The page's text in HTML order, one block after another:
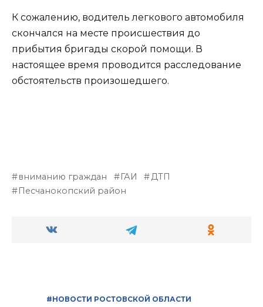
К сожалению, водитель легкового автомобиля
скончался на месте происшествия до
прибытия бригады скорой помощи. В
настоящее время проводится расследование
обстоятельств произошедшего.
вниманию граждан ГАИ
ДТП
Песчанокопский район
#НОВОСТИ РОСТОВСКОЙ ОБЛАСТИ